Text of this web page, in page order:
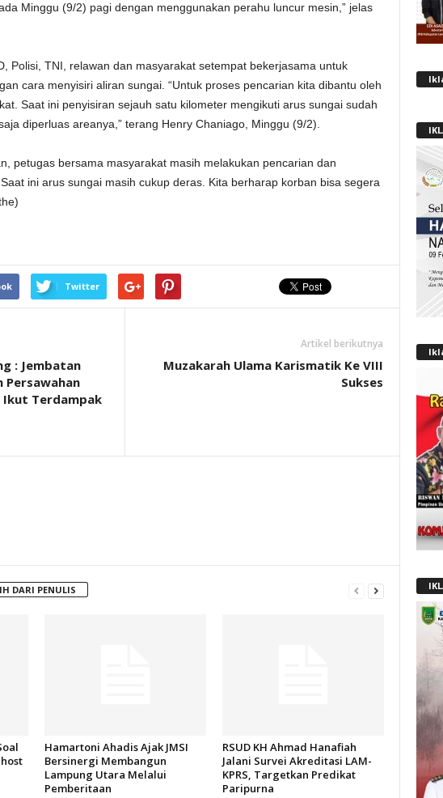
Minggu (9/2) pagi dengan menggunakan perahu luncur mesin,” jelas
Polisi, TNI, relawan dan masyarakat setempat bekerjasama untuk
cara menyisiri aliran sungai. “Untuk proses pencarian kita dibantu oleh
Saat ini penyisiran sejauh satu kilometer mengikuti arus sungai sudah
diperluas areanya,” terang Henry Chaniago, Minggu (9/2).
petugas bersama masyarakat masih melakukan pencarian dan
ini arus sungai masih cukup deras. Kita berharap korban bisa segera
Twitter
: Jembatan
Persawahan
Ikut Terdampak
Artikel berikutnya
Muzakarah Ulama Karismatik Ke VIII
Sukses
DARI PENULIS
Hamartoni Ahadis Ajak JMSI
Bersinergi Membangun
Lampung Utara Melalui
Pemberitaan
RSUD KH Ahmad Hanafiah
Jalani Survei Akreditasi LAM-
KPRS, Targetkan Predikat
Paripurna